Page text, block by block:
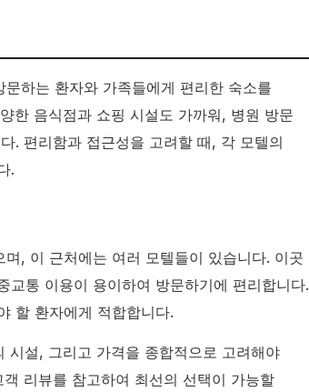
하는 환자와 가족들에게 편리한 숙소를
한 음식점과 쇼핑 시설도 가까워, 병원 방문
. 편리함과 접근성을 고려할 때, 각 모텔의
.
, 이 근처에는 여러 모텔들이 있습니다. 이곳
교통 이용이 용이하여 방문하기에 편리합니다.
할 환자에게 적합합니다.
시설, 그리고 가격을 종합적으로 고려해야
리뷰를 참고하여 최선의 선택이 가능할